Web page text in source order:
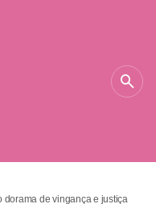
dorama de vingança e justiça